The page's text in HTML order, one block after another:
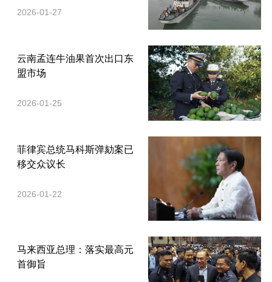
2026-01-27
云南孟连牛油果首次出口东
盟市场
2026-01-25
菲律宾总统马科斯弹劾案已
移交众议长
2026-01-22
马来西亚总理：落实最高元
首御旨